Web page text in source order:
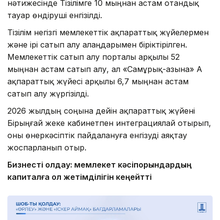
нәтижесінде Тізілімге 10 мыңнан астам отандық
тауар өндіруші енгізілді.
Тізілім негізгі мемлекеттік ақпараттық жүйелермен
және ірі сатып алу алаңдарымен біріктірілген.
Мемлекеттік сатып алу порталы арқылы 52
мыңнан астам сатып алу, ал «Самұрық-Қазына» АҚ
ақпараттық жүйесі арқылы 6,7 мыңнан астам
сатып алу жүргізілді.
2026 жылдың соңына дейін ақпараттық жүйені
Бірыңғай жеке кабинетпен интеграциялай отырып,
оны өнеркәсіптік пайдалануға енгізуді аяқтау
жоспарланып отыр.
Бизнесті қолдау: мемлекет кәсіпорындардың
капиталға қол жетімділігін кеңейтті